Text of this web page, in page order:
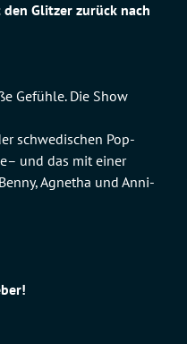
Glitzer zurück nach
Gefühle. Die Show
schwedischen Pop-
und das mit einer
Agnetha und Anni-